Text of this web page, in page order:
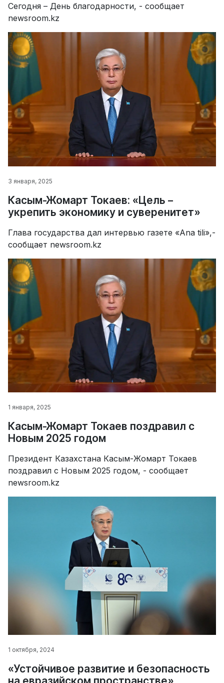
Сегодня – День благодарности, - сообщает
newsroom.kz
3 января, 2025
Касым-Жомарт Токаев: «Цель –
укрепить экономику и суверенитет»
Глава государства дал интервью газете «Ana tili»,-
сообщает newsroom.kz
1 января, 2025
Касым-Жомарт Токаев поздравил с
Новым 2025 годом
Президент Казахстана Касым-Жомарт Токаев
поздравил с Новым 2025 годом, - сообщает
newsroom.kz
1 октября, 2024
«Устойчивое развитие и безопасность